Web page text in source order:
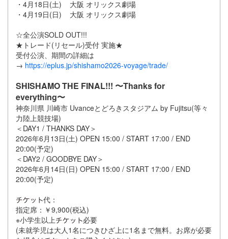
・4月18日(土) 大阪 オリックス劇場
・4月19日(日) 大阪 オリックス劇場
☆全公演SOLD OUT!!!
★トレード(リセール)受付 実施★
受付公演、期間の詳細は
→ https://eplus.jp/shishamo2026-voyage/trade/
SHISHAMO THE FINAL!!! 〜Thanks for
everything〜
神奈川県 川崎市 Uvanceとどろきスタジアム by Fujitsu(等々
力陸上競技場)
＜DAY1 / THANKS DAY＞
2026年6月13日(土) OPEN 15:00 / START 17:00 / END
20:00(予定)
＜DAY2 / GOODBYE DAY＞
2026年6月14日(日) OPEN 15:00 / START 17:00 / END
20:00(予定)
代：
指定席：￥9,900(税込)
※小学生以上
必要
(未就学児は大人1名につきひざ上に1名まで無料。お席が必要